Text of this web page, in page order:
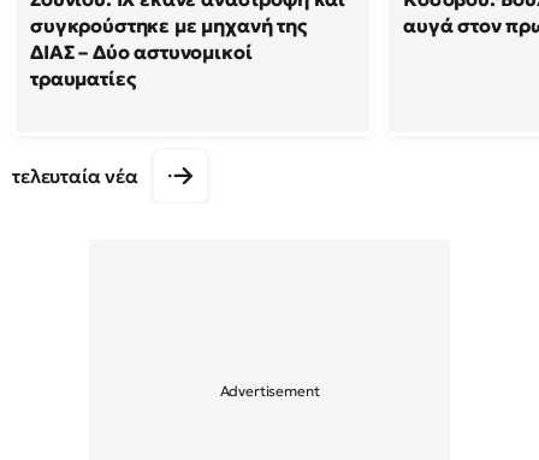
συγκρούστηκε με μηχανή της
ΔΙΑΣ – Δύο αστυνομικοί
τραυματίες
αυγά στον
τελευταία νέα